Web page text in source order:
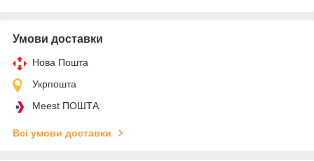
Умови доставки
Нова Пошта
Укрпошта
Meest ПОШТА
Всі умови доставки